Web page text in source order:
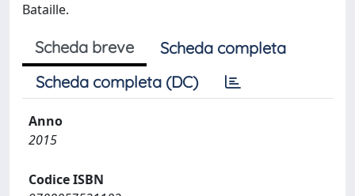
Bataille.
Scheda breve
Scheda completa
Scheda completa (DC)
Anno
2015
Codice ISBN